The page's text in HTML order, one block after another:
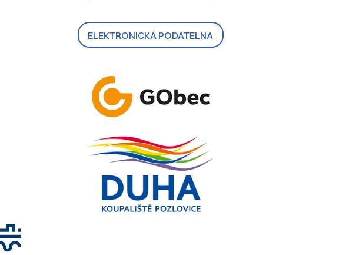
ELEKTRONICKÁ PODATELNA